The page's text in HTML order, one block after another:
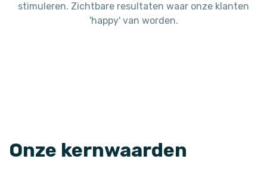
stimuleren. Zichtbare resultaten waar onze klanten
'happy' van worden.
Onze kernwaarden